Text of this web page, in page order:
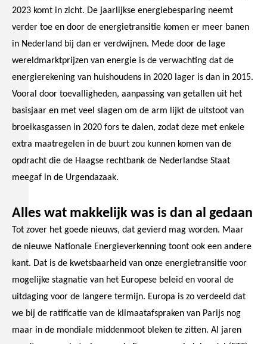
2023 komt in zicht. De jaarlijkse energiebesparing neemt
verder toe en door de energietransitie komen er meer banen
in Nederland bij dan er verdwijnen. Mede door de lage
wereldmarktprijzen van energie is de verwachting dat de
energierekening van huishoudens in 2020 lager is dan in 2015.
Vooral door toevalligheden, aanpassing van getallen uit het
basisjaar en met veel slagen om de arm lijkt de uitstoot van
broeikasgassen in 2020 fors te dalen, zodat deze met enkele
extra maatregelen in de buurt zou kunnen komen van de
opdracht die de Haagse rechtbank de Nederlandse Staat
meegaf in de Urgendazaak.
Alles wat makkelijk was is dan al gedaan
Tot zover het goede nieuws, dat gevierd mag worden. Maar
de nieuwe Nationale Energieverkenning toont ook een andere
kant. Dat is de kwetsbaarheid van onze energietransitie voor
mogelijke stagnatie van het Europese beleid en vooral de
uitdaging voor de langere termijn. Europa is zo verdeeld dat
we bij de ratificatie van de klimaatafspraken van Parijs nog
maar in de mondiale middenmoot bleken te zitten. Al jaren